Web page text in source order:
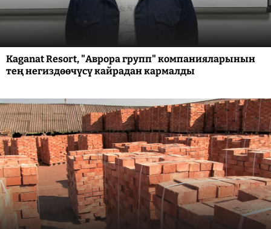
Kaganat Resort, "Аврора групп" компанияларынын
тең негиздөөчүсү кайрадан кармалды